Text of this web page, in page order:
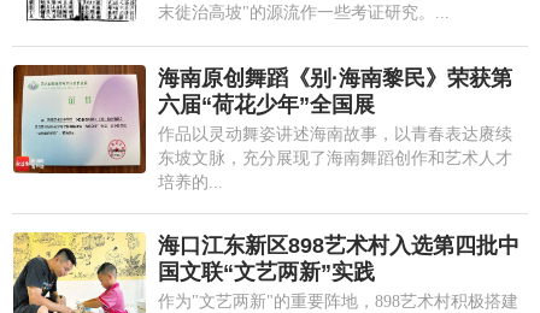
末徙治高坡"的源流作一些考证研究。...
海南原创舞蹈《别·海南黎民》荣获第
六届“荷花少年”全国展
作品以灵动舞姿讲述海南故事，以青春表达赓续
东坡文脉，充分展现了海南舞蹈创作和艺术人才
培养的...
海口江东新区898艺术村入选第四批中
国文联“文艺两新”实践
作为"文艺两新"的重要阵地，898艺术村积极搭建